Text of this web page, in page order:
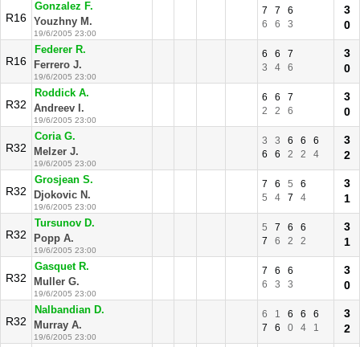
R16
Gonzalez F.
Youzhny M.
19/6/2005 23:00
7 7
6
6
6 3
3
0
R16
Federer R.
Ferrero J.
19/6/2005 23:00
6 6
7
3
4 6
3
0
R32
Roddick A.
Andreev I.
19/6/2005 23:00
6 6
7
2
2 6
3
0
R32
Coria G.
Melzer J.
19/6/2005 23:00
3 3 6 6
6
6
6 2 2 4
3
2
R32
Grosjean S.
Djokovic N.
19/6/2005 23:00
7 6 5
6
5
4 7 4
3
1
R32
Tursunov D.
Popp A.
19/6/2005 23:00
5 7 6
6
7
6 2 2
3
1
R32
Gasquet R.
Muller G.
19/6/2005 23:00
7 6
6
6
3 3
3
0
R32
Nalbandian D.
Murray A.
19/6/2005 23:00
6 1 6 6
6
7
6 0 4 1
3
2